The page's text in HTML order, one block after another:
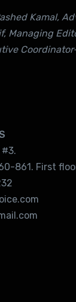
Kamal,
Managing
#3.
861. First